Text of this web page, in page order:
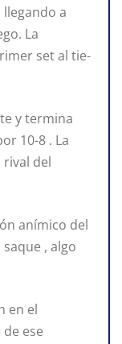
a
La
set al tie-
y termina
10-8 . La
del
anímico del
, algo
en el
ese